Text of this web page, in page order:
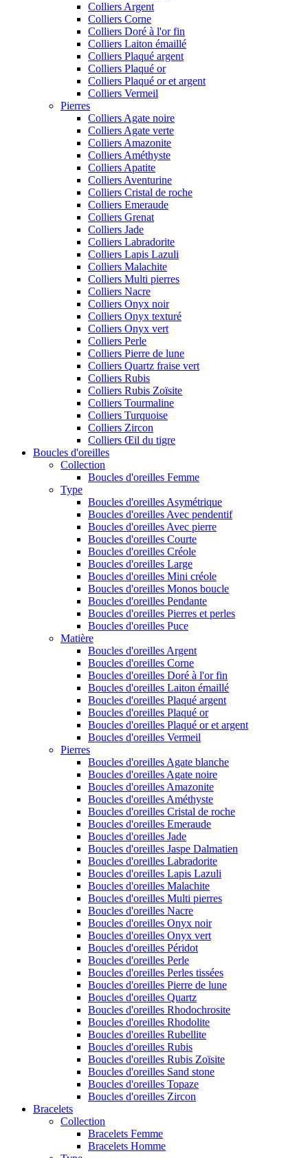
Colliers Argent
Colliers Corne
Colliers Doré à l'or fin
Colliers Laiton émaillé
Colliers Plaqué argent
Colliers Plaqué or
Colliers Plaqué or et argent
Colliers Vermeil
Pierres
Colliers Agate noire
Colliers Agate verte
Colliers Amazonite
Colliers Améthyste
Colliers Apatite
Colliers Aventurine
Colliers Cristal de roche
Colliers Emeraude
Colliers Grenat
Colliers Jade
Colliers Labradorite
Colliers Lapis Lazuli
Colliers Malachite
Colliers Multi pierres
Colliers Nacre
Colliers Onyx noir
Colliers Onyx texturé
Colliers Onyx vert
Colliers Perle
Colliers Pierre de lune
Colliers Quartz fraise vert
Colliers Rubis
Colliers Rubis Zoïsite
Colliers Tourmaline
Colliers Turquoise
Colliers Zircon
Colliers Œil du tigre
Boucles d'oreilles
Collection
Boucles d'oreilles Femme
Type
Boucles d'oreilles Asymétrique
Boucles d'oreilles Avec pendentif
Boucles d'oreilles Avec pierre
Boucles d'oreilles Courte
Boucles d'oreilles Créole
Boucles d'oreilles Large
Boucles d'oreilles Mini créole
Boucles d'oreilles Monos boucle
Boucles d'oreilles Pendante
Boucles d'oreilles Pierres et perles
Boucles d'oreilles Puce
Matière
Boucles d'oreilles Argent
Boucles d'oreilles Corne
Boucles d'oreilles Doré à l'or fin
Boucles d'oreilles Laiton émaillé
Boucles d'oreilles Plaqué argent
Boucles d'oreilles Plaqué or
Boucles d'oreilles Plaqué or et argent
Boucles d'oreilles Vermeil
Pierres
Boucles d'oreilles Agate blanche
Boucles d'oreilles Agate noire
Boucles d'oreilles Amazonite
Boucles d'oreilles Améthyste
Boucles d'oreilles Cristal de roche
Boucles d'oreilles Emeraude
Boucles d'oreilles Jade
Boucles d'oreilles Jaspe Dalmatien
Boucles d'oreilles Labradorite
Boucles d'oreilles Lapis Lazuli
Boucles d'oreilles Malachite
Boucles d'oreilles Multi pierres
Boucles d'oreilles Nacre
Boucles d'oreilles Onyx noir
Boucles d'oreilles Onyx vert
Boucles d'oreilles Péridot
Boucles d'oreilles Perle
Boucles d'oreilles Perles tissées
Boucles d'oreilles Pierre de lune
Boucles d'oreilles Quartz
Boucles d'oreilles Rhodochrosite
Boucles d'oreilles Rhodolite
Boucles d'oreilles Rubellite
Boucles d'oreilles Rubis
Boucles d'oreilles Rubis Zoïsite
Boucles d'oreilles Sand stone
Boucles d'oreilles Topaze
Boucles d'oreilles Zircon
Bracelets
Collection
Bracelets Femme
Bracelets Homme